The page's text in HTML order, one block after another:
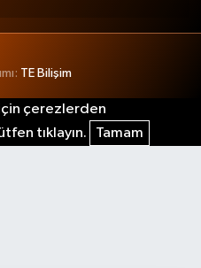
TE Bilişim
çerezlerden
tıklayın.
Tamam